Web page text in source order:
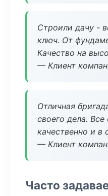
Строили дачу -
ключ. От
Качество на
— Клиент
Отличная
своего дела. Все
качественно и в
— Клиент
Часто